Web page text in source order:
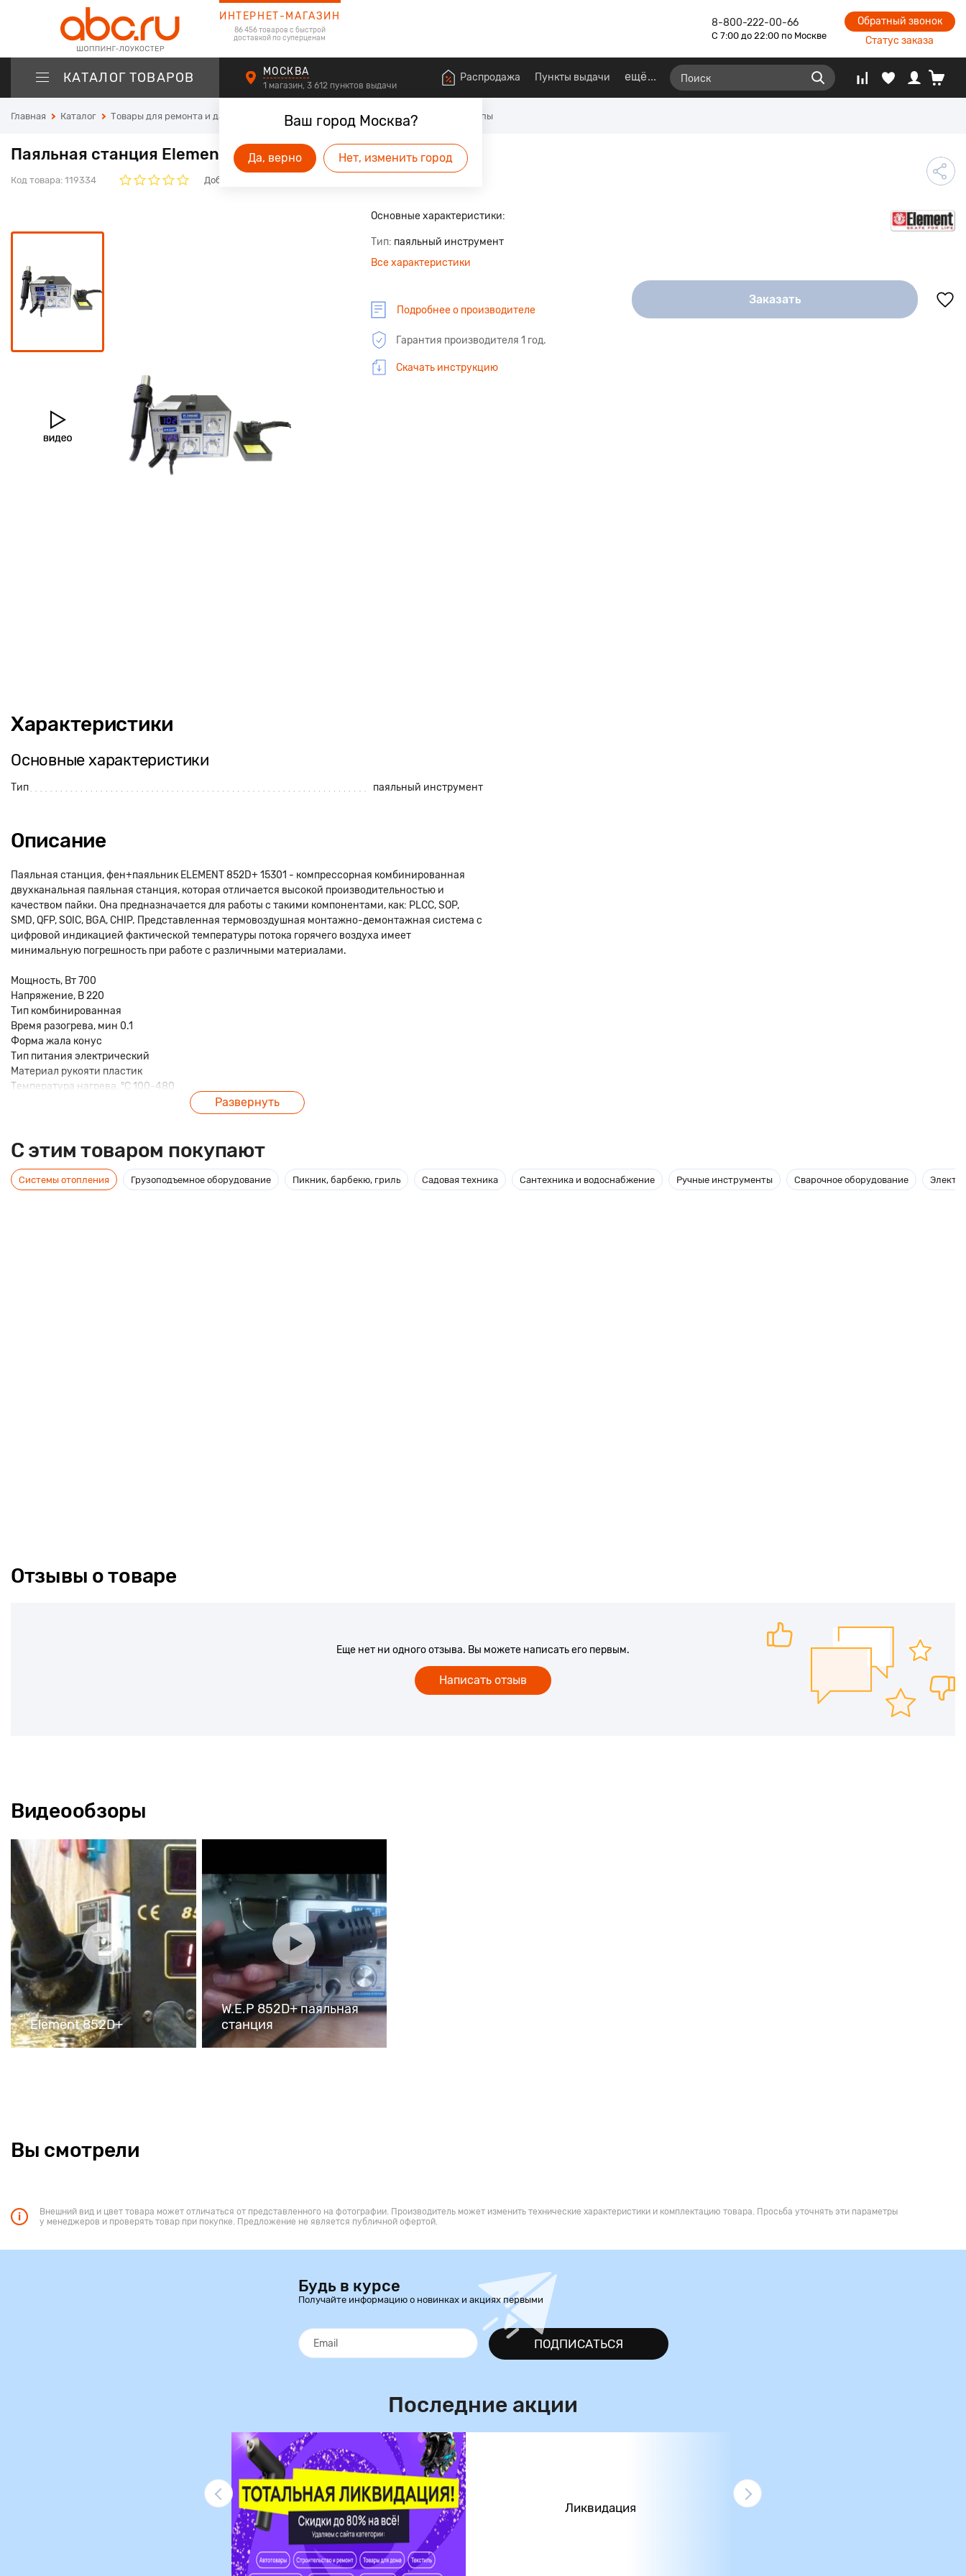
ИНТЕРНЕТ-МАГАЗИН
86 456 товаров с быстрой
доставкой по суперценам
8-800-222-00-66
С 7:00 до 22:00 по Москве
Обратный звонок
Статус заказа
КАТАЛОГ ТОВАРОВ
Ваш город Москва?
Да, верно Нет, изменить город
МОСКВА
1 магазин, 3 612 пунктов выдачи
Распродажа Пункты выдачи ещё
Главная Каталог Товары для ремонта и дачи Ручные инструменты Паяльники и паяльные лампы
Паяльная станция Element 852D+
Код товара: 119334 Добавьте свой отзыв. Он будет первым.
Основные характеристики:
Тип паяльный инструмент
Все характеристики
Подробнее о производителе
Гарантия производителя 1 год.
Скачать инструкцию
Заказать
Характеристики
Основные характеристики
Тип паяльный инструмент
Описание
Паяльная станция, фен+паяльник ELEMENT 852D+ 15301 - компрессорная комбинированная
двухканальная паяльная станция, которая отличается высокой производительностью и
качеством пайки. Она предназначается для работы с такими компонентами, как: PLCC, SOP,
SMD, QFP, SOIC, BGA, CHIP. Представленная термовоздушная монтажно-демонтажная система с
цифровой индикацией фактической температуры потока горячего воздуха имеет
минимальную погрешность при работе с различными материалами.
Мощность, Вт 700
Напряжение, В 220
Тип комбинированная
Время разогрева, мин 0.1
Форма жала конус
Тип питания электрический
Материал рукояти пластик
Температура нагрева, °C 100-480
С экстрактором (оловоотсосом) нет
Развернуть
C этим товаром покупают
Системы отопления Грузоподъемное оборудование Пикник, барбекю, гриль Садовая техника Сантехника и водоснабжение Ручные инструменты Сварочное оборудование
Отзывы о товаре
Еще нет ни одного отзыва. Вы можете написать его первым.
Написать отзыв
Видеообзоры
Element 852D+
W.E.P 852D+ паяльная
станция
Вы смотрели
Внешний вид и цвет товара может отличаться от представленного на фотографии. Производитель может изменить технические характеристики и комплектацию товара. Просьба уточнять эти параметры
у менеджеров и проверять товар при покупке. Предложение не является публичной офертой.
Будь в курсе
Получайте информацию о новинках и акциях первыми
ПОДПИСАТЬСЯ
Последние акции
Ликвидация